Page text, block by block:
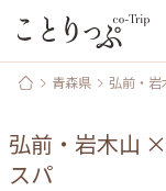
青森県 弘前・岩
弘前・岩木山 ×
スパ